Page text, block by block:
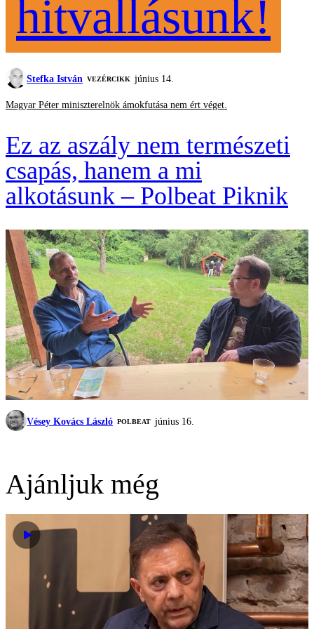
hitvallásunk!
Stefka István VEZÉRCIKK június 14.
Magyar Péter miniszterelnök ámokfutása nem ért véget.
Ez az aszály nem természeti
csapás, hanem a mi
alkotásunk – Polbeat Piknik
Vésey Kovács László ‎POLBEAT június 16.
Ajánljuk még